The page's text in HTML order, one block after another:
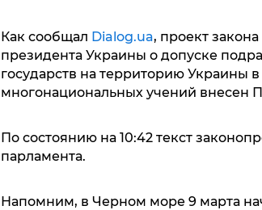
Как сообщал Dialog.ua, проект
президента Украины о допуске
государств на территорию Украины
многонациональных учений внесен
По состоянию на 10:42 текст
парламента.
Напомним, в Черном море 9 марта